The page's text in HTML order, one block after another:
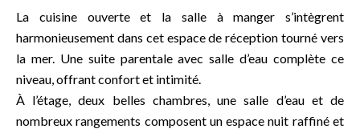
La cuisine ouverte et la salle à manger s’intègrent
harmonieusement dans cet espace de réception tourné vers
la mer. Une suite parentale avec salle d’eau complète ce
niveau, offrant confort et intimité.
À l’étage, deux belles chambres, une salle d’eau et de
nombreux rangements composent un espace nuit raffiné et